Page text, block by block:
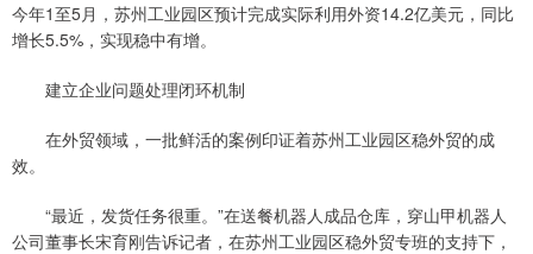
今年1至5月，苏州工业园区预计完成实际利用外资14.2亿美元，同比
增长5.5%，实现稳中有增。
建立企业问题处理闭环机制
在外贸领域，一批鲜活的案例印证着苏州工业园区稳外贸的成
效。
“最近，发货任务很重。”在送餐机器人成品仓库，穿山甲机器人
公司董事长宋育刚告诉记者，在苏州工业园区稳外贸专班的支持下，